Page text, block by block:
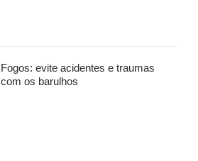
Fogos: evite acidentes e traumas
com os barulhos